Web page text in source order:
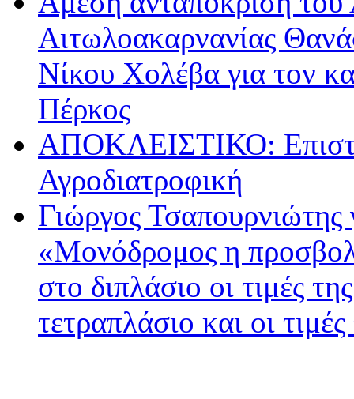
Αιτωλοακαρνανίας
Νίκου Χολέβα για τον
Πέρκος
ΑΠΟΚΛΕΙΣΤΙΚΟ:
Αγροδιατροφική
Γιώργος
«Μονόδρομος η
στο διπλάσιο οι τιμές
τετραπλάσιο και οι